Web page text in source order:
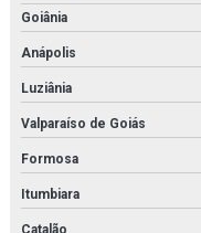
Secador de ar
Secador de ar
Secador de ar
Secador de ar
Goiânia
Anápolis
Luziânia
Valparaíso de Goiás
Formosa
Itumbiara
Catalão